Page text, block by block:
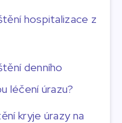
hospitalizace z
denního
léčení úrazu?
kryje úrazy na